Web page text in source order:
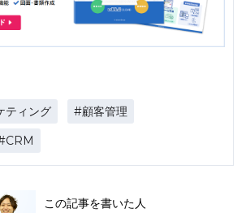
ティング
#顧客管理
この記事を書いた人